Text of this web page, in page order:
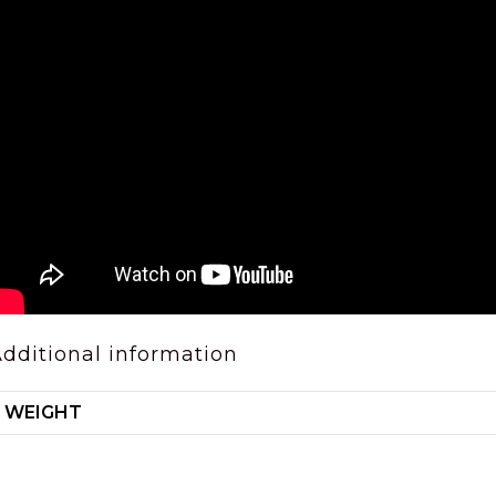
information
WEIGHT